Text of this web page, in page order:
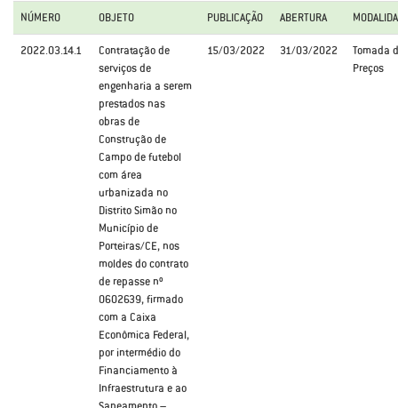
NÚMERO
OBJETO PUBLICAÇÃO ABERTURA
2022.03.14.1
Contratação de
serviços de
engenharia a serem
prestados nas
obras de
Construção de
Campo de futebol
com área
urbanizada no
Distrito Simão no
Município de
Porteiras/CE, nos
moldes do contrato
de repasse nº
0602639, firmado
com a Caixa
Econômica Federal,
por intermédio do
Financiamento à
Infraestrutura e ao
15/03/2022 31/03/2022
Tomada
Preços